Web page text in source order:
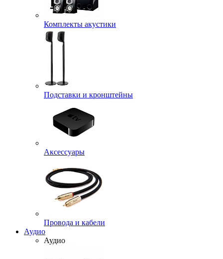
Комплекты акустики
Подставки и кронштейны
Аксессуары
Провода и кабели
Аудио
Аудио